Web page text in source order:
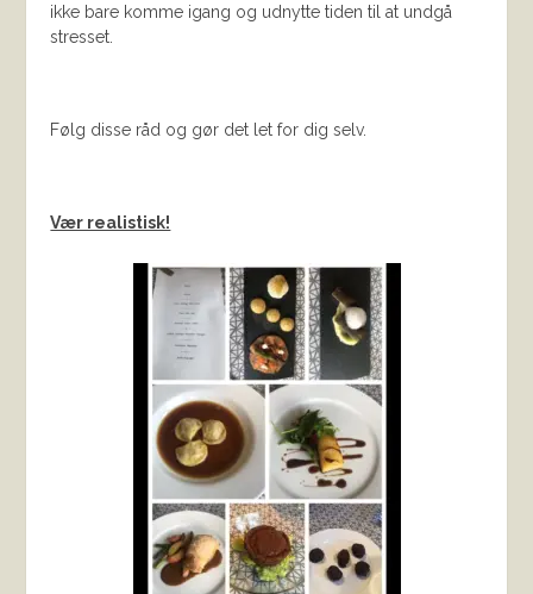
ikke bare komme igang og udnytte tiden til at undgå
stresset.
Følg disse råd og gør det let for dig selv.
Vær realistisk!